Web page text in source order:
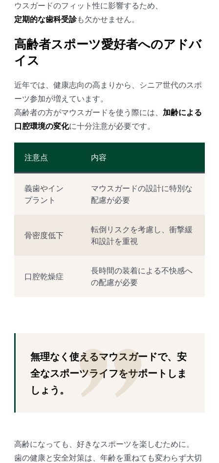
ウスガードのフィット性に影響するため、
定期的な歯科受診も欠かせません。
高齢者スポーツ愛好者へのアドバ
イス
近年では、健康志向の高まりから、シニア世代のスポ
ーツ参加が増えています。
高齢者の方がマウスガードを使う際には、 加齢による
口腔環境の変化に十分注意が必要です。
注意点 内容
義歯やイン
プラント
マウスガードの設計に特別な
配慮が必要
骨密度低下
転倒リスクを考慮し、衝撃緩
和設計を重視
口腔乾燥症
長時間の装着による不快感へ
の配慮が必要
無理なく使えるマウスガードで、安
全なスポーツライフをサポートしま
しょう。
高齢になっても、好きなスポーツを楽しむために。
歯の健康と安全対策は、年齢を重ねても変わらず大切